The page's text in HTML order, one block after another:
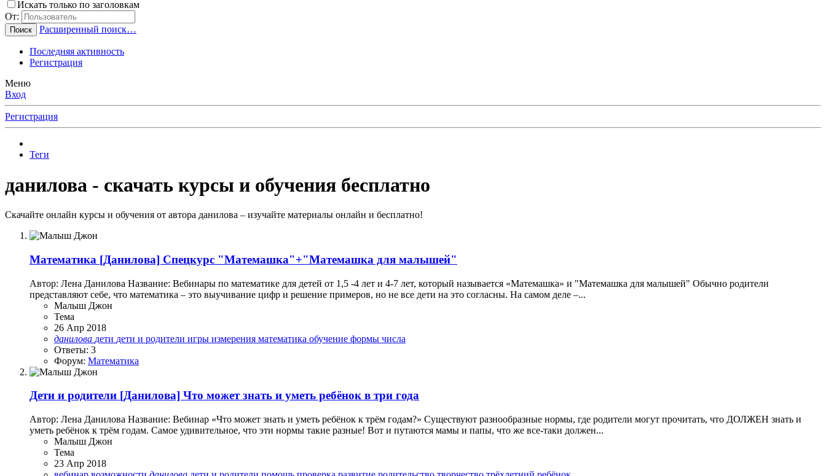
Искать только по заголовкам
От:
Поиск Расширенный поиск…
Последняя активность
Регистрация
Меню
Вход
Регистрация
Теги
данилова - скачать курсы и обучения бесплатно
Скачайте онлайн курсы и обучения от автора данилова – изучайте материалы онлайн и бесплатно!
Математика [Данилова] Спецкурс "Матемашка"+"Матемашка для малышей"
Автор: Лена Данилова Название: Вебинары по математике для детей от 1,5 -4 лет и 4-7 лет, который называется «Матемашка» и "Матемашка для малышей" Обычно родители
представляют себе, что математика – это выучивание цифр и решение примеров, но не все дети на это согласны. На самом деле –...
Малыш Джон
Тема
26 Апр 2018
данилова дети дети и родители игры измерения математика обучение формы числа
Ответы: 3
Форум: Математика
Дети и родители [Данилова] Что может знать и уметь ребёнок в три года
Автор: Лена Данилова Название: Вебинар «Что может знать и уметь ребёнок к трём годам?» Существуют разнообразные нормы, где родители могут прочитать, что ДОЛЖЕН знать и
уметь ребёнок к трём годам. Самое удивительное, что эти нормы такие разные! Вот и путаются мамы и папы, что же все-таки должен...
Малыш Джон
Тема
23 Апр 2018